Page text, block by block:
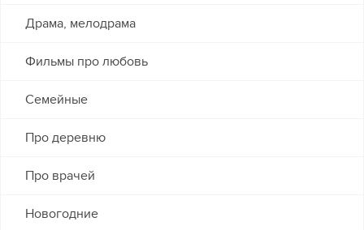
Драма, мелодрама
Фильмы про любовь
Семейные
Про деревню
Про врачей
Новогодние